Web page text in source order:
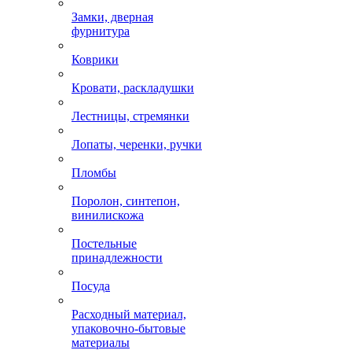
Замки, дверная
фурнитура
Коврики
Кровати, раскладушки
Лестницы, стремянки
Лопаты, черенки, ручки
Пломбы
Поролон, синтепон,
винилискожа
Постельные
принадлежности
Посуда
Расходный материал,
упаковочно-бытовые
материалы